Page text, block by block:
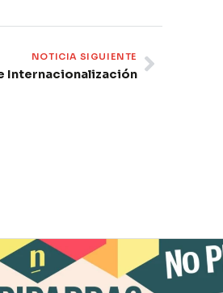
NOTICIA SIGUIENTE
Internacionalización
Next